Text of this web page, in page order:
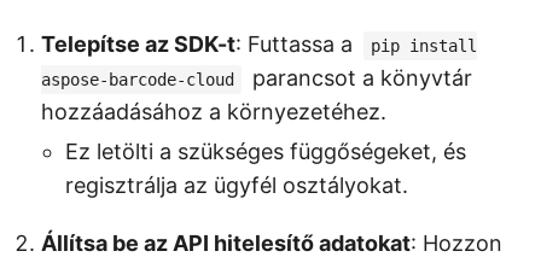
Telepítse az SDK-t: Futtassa a
pip install
aspose-barcode-cloud
parancsot a könyvtár
hozzáadásához a környezetéhez.
Ez letölti a szükséges függőségeket, és
regisztrálja az ügyfél osztályokat.
Állítsa be az API hitelesítő adatokat: Hozzon